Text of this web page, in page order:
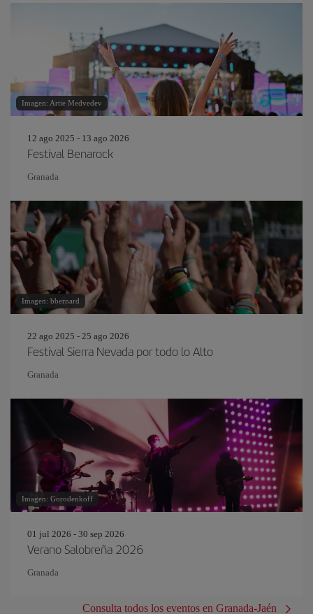
Imagen: Artie Medvedev
12 ago 2025 - 13 ago 2026
Festival Benarock
Granada
Imagen: bbernard
22 ago 2025 - 25 ago 2026
Festival Sierra Nevada por todo lo Alto
Granada
Imagen: Gorodenkoff
01 jul 2026 - 30 sep 2026
Verano Salobreña 2026
Granada
Consulta todos los eventos en Granada-Jaén